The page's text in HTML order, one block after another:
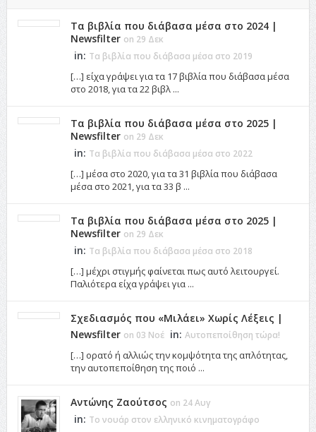
Τα βιβλία που διάβασα μέσα στο 2024 |
Newsfilter on 29 Δεκ
in: Τα βιβλία που διάβασα μέσα στο 2019
[…] είχα γράψει για τα 17 βιβλία που διάβασα μέσα
στο 2018, για τα 22 βιβλ ...
Τα βιβλία που διάβασα μέσα στο 2025 |
Newsfilter on 29 Δεκ
in: Τα βιβλία που διάβασα μέσα στο 2022
[…] μέσα στο 2020, για τα 31 βιβλία που διάβασα
μέσα στο 2021, για τα 33 β ...
Τα βιβλία που διάβασα μέσα στο 2025 |
Newsfilter on 29 Δεκ
in: Τα βιβλία που διάβασα μέσα στο 2018
[…] μέχρι στιγμής φαίνεται πως αυτό λειτουργεί.
Παλιότερα είχα γράψει για ...
Σχεδιασμός που «Μιλάει» Χωρίς Λέξεις |
Newsfilter on 03 Νοέ in: Αυτοπεποίθηση τώρα!
[…] ορατό ή αλλιώς την κομψότητα της απλότητας,
την αυτοπεποίθηση της ποιό ...
Αντώνης Ζαούτσος on 24 Αυγ
in: Το νουάρ στον ελληνικό κινηματογράφο